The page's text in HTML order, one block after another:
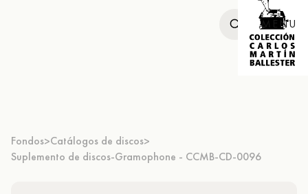
MENU
Fondos>Catálogos de discos>
Suplemento de discos-Gramophone - CCMB-CD-0096